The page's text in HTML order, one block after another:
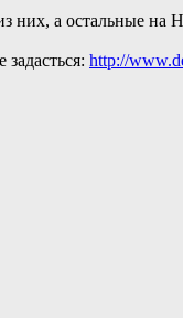
а остальные на
http://